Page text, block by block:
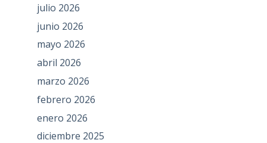
julio 2026
junio 2026
mayo 2026
abril 2026
marzo 2026
febrero 2026
enero 2026
diciembre 2025